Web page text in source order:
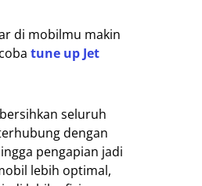
di mobilmu makin
tune up Jet
seluruh
dengan
pengapian jadi
lebih optimal,